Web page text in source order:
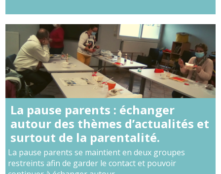
La pause parents : échanger
autour des thèmes d’actualités et
surtout de la parentalité.
La pause parents se maintient en deux groupes
restreints afin de garder le contact et pouvoir